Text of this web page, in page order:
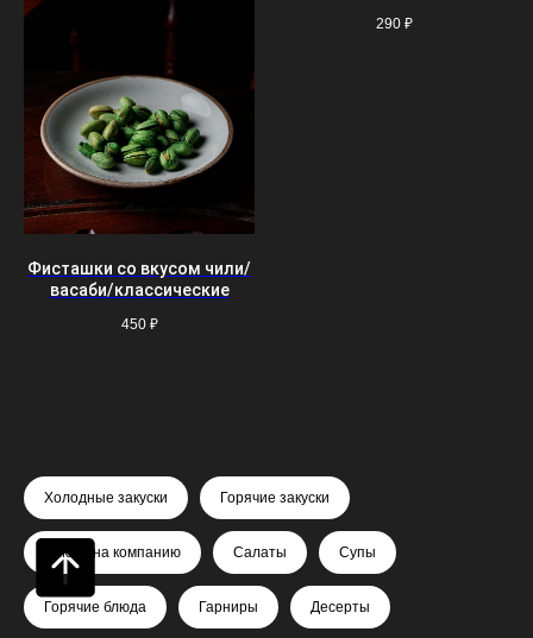
Фисташки со вкусом чили/
васаби/классические
450 ₽
290 ₽
Холодные закуски Горячие закуски
Блюда на компанию Салаты Супы
Горячие блюда Гарниры Десерты